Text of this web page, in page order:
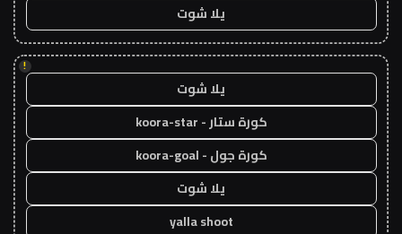
يلا شوت
!
يلا شوت
كورة ستار - koora-star
كورة جول - koora-goal
يلا شوت
yalla shoot